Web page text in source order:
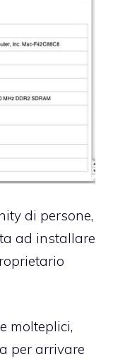
di persone,
ad installare
molteplici,
per arrivare